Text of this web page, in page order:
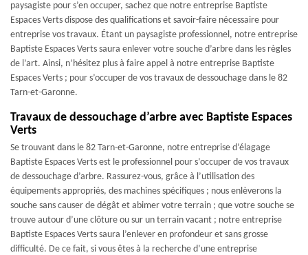
paysagiste pour s’en occuper, sachez que notre entreprise Baptiste
Espaces Verts dispose des qualifications et savoir-faire nécessaire pour
entreprise vos travaux. Étant un paysagiste professionnel, notre entreprise
Baptiste Espaces Verts saura enlever votre souche d’arbre dans les règles
de l’art. Ainsi, n’hésitez plus à faire appel à notre entreprise Baptiste
Espaces Verts ; pour s’occuper de vos travaux de dessouchage dans le 82
Tarn-et-Garonne.
Travaux de dessouchage d’arbre avec Baptiste Espaces
Verts
Se trouvant dans le 82 Tarn-et-Garonne, notre entreprise d’élagage
Baptiste Espaces Verts est le professionnel pour s’occuper de vos travaux
de dessouchage d’arbre. Rassurez-vous, grâce à l’utilisation des
équipements appropriés, des machines spécifiques ; nous enlèverons la
souche sans causer de dégât et abimer votre terrain ; que votre souche se
trouve autour d’une clôture ou sur un terrain vacant ; notre entreprise
Baptiste Espaces Verts saura l’enlever en profondeur et sans grosse
difficulté. De ce fait, si vous êtes à la recherche d’une entreprise